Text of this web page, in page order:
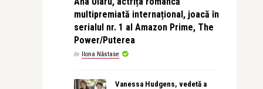
multipremiată internațional, joacă în
serialul nr. 1 al Amazon Prime, The
Power/Puterea
de Ilona Năstase
Vanessa Hudgens, vedetă a